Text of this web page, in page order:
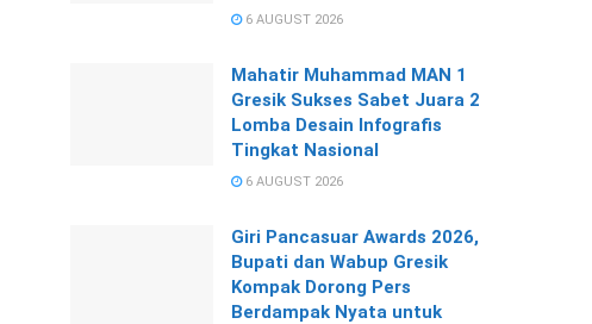
6 AUGUST 2026
Mahatir Muhammad MAN 1
Gresik Sukses Sabet Juara 2
Lomba Desain Infografis
Tingkat Nasional
6 AUGUST 2026
Giri Pancasuar Awards 2026,
Bupati dan Wabup Gresik
Kompak Dorong Pers
Berdampak Nyata untuk